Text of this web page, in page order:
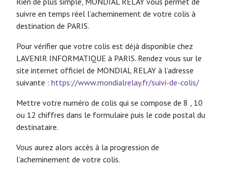
suivre en temps réel l’acheminement de votre colis à
destination de PARIS.
Pour vérifier que votre colis est déjà disponible chez
LAVENIR INFORMATIQUE à PARIS. Rendez vous sur le
site internet officiel de MONDIAL RELAY à l’adresse
suivante : https://www.mondialrelay.fr/suivi-de-colis/
Mettre votre numéro de colis qui se compose de 8 , 10
ou 12 chiffres dans le formulaire puis le code postal du
destinataire.
Vous aurez alors accès à la progression de
l’acheminement de votre colis.